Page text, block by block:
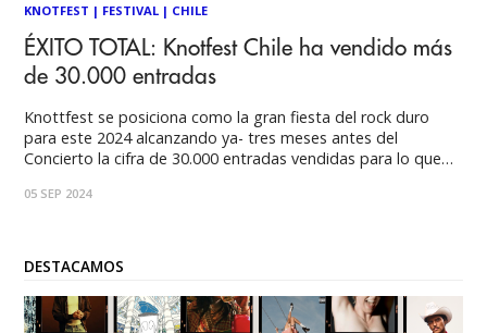
KNOTFEST | FESTIVAL | CHILE
ÉXITO TOTAL: Knotfest Chile ha vendido más
de 30.000 entradas
Knottfest se posiciona como la gran fiesta del rock duro
para este 2024 alcanzando ya- tres meses antes del
Concierto la cifra de 30.000 entradas vendidas para lo que
bandas de rock, según informo JC Garrido-Director Ejecutivo
05 SEP 2024
DESTACAMOS